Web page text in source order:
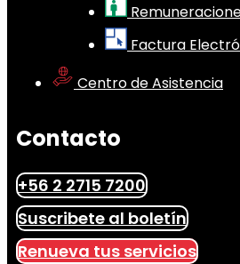
Factura
Centro de Asistencia
Contacto
+56 2 2715 7200
Suscribete al boletín
Renueva tus servicios